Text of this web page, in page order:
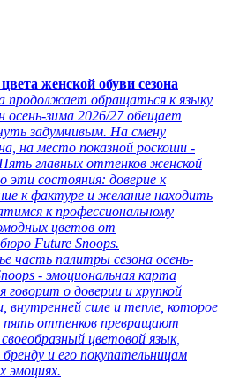
женской обуви сезона
продолжает обращаться к языку
осень-зима 2026/27 обещает
задумчивым. На смену
на место показной роскоши -
главных оттенков женской
состояния: доверие к
к фактуре и желание находить
к профессиональному
цветов от
Future Snoops.
часть палитры сезона осень-
- эмоциональная карта
говорит о доверии и хрупкой
внутренней силе и тепле, которое
оттенков превращают
цветовой язык,
и его покупательницам
эмоциях.